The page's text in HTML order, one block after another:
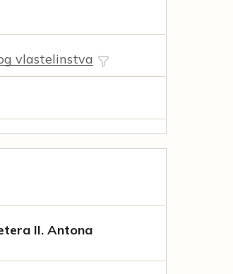
vlastelinstva
II. Antona